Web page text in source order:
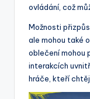
ovládání, což
Možnosti
ale mohou také
oblečení mohou
interakcích
hráče, kteří